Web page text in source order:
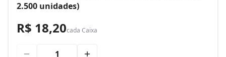
2.500 unidades)
R$ 18,20cada Caixa